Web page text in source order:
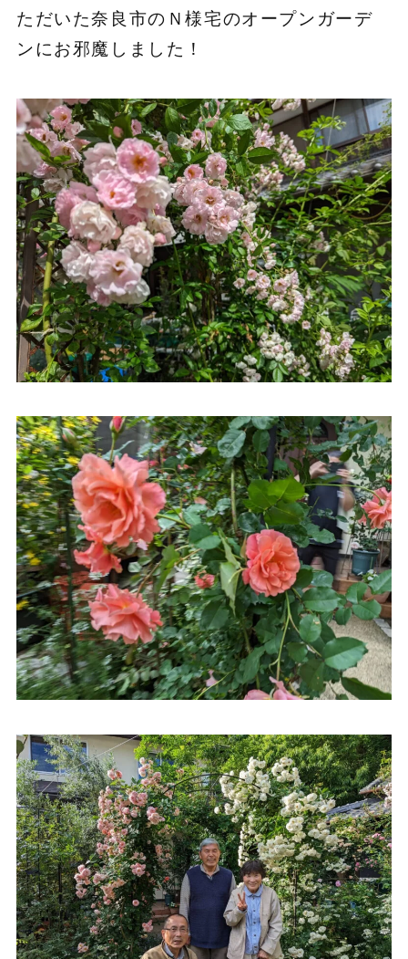
ただいた奈良市のＮ様宅のオープンガーデ
ンにお邪魔しました！